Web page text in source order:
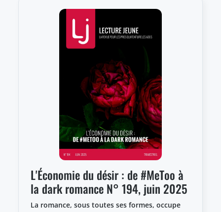
L'Économie du désir : de #MeToo à
la dark romance N° 194, juin 2025
La romance, sous toutes ses formes, occupe